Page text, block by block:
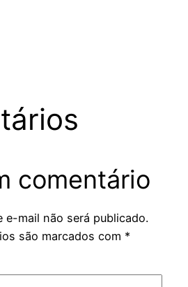
comentário
e-mail não será publicado.
são marcados com *